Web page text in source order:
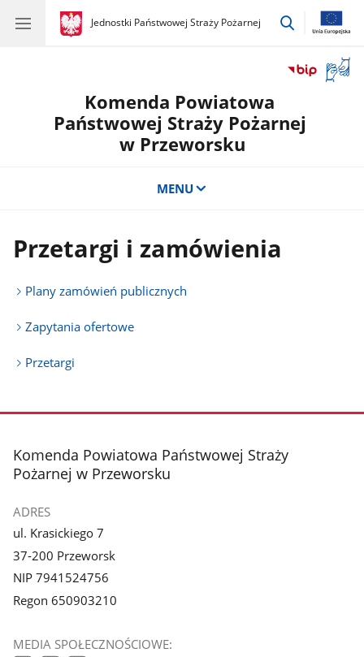
gov.pl
Jednostki Państwowej Straży Pożarnej
gov.pl
Jednostki
przejdź
okno
Komenda Powiatowa
Państwowej Straży Pożarnej
w Przeworsku
MENU
Przetargi i zamówienia
Plany zamówień publicznych
Zapytania ofertowe
Przetargi
stopka
Komenda Powiatowa Państwowej Straży
Pożarnej w Przeworsku
ADRES
ul. Krasickiego 7
37-200 Przeworsk
NIP 7941524756
Regon 650903210
MEDIA SPOŁECZNOŚCIOWE: